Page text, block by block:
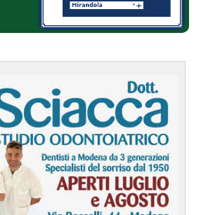
SOSTIENI LA PRESSA
CONOSCI LA PRESSA
COOKIE POLICY
PRIVACY POLICY
FEED RSS
MAPPA DEL SITO
NORMATIVE
DEONTOLOGICHE